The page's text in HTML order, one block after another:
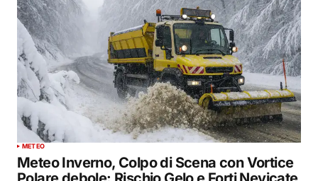
METEO
Meteo Inverno, Colpo di Scena con Vortice